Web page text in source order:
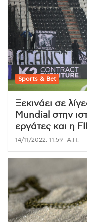
Sports & Bet
Ξεκινάει σε
Mundial στην
εργάτες και η
14/11/2022, 11:59 Α.Π.